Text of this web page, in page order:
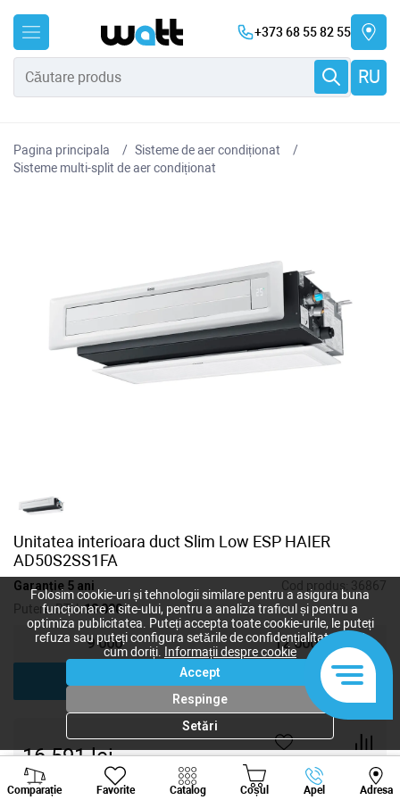
+373 68 55 82 55
RU
Pagina principala
Sisteme de aer condiționat
Sisteme multi-split de aer condiționat
Unitatea interioara duct Slim Low ESP HAIER
AD50S2SS1FA
Garanție 5 ani Cod produs: 36867
Putere, BTU:18 000
9 000 12 000
16 591lei
Comparație Favorite Catalog Coșul Apel Adresa
Viber Whatsapp
Folosim cookie-uri și tehnologii similare pentru a asigura buna
funcționare a site-ului, pentru a analiza traficul și pentru a
optimiza publicitatea. Puteți accepta toate cookie-urile, le puteți
refuza sau puteți configura setările de confidențialitate după
cum doriți.
Informații despre cookie
Accept
Respinge
Setări